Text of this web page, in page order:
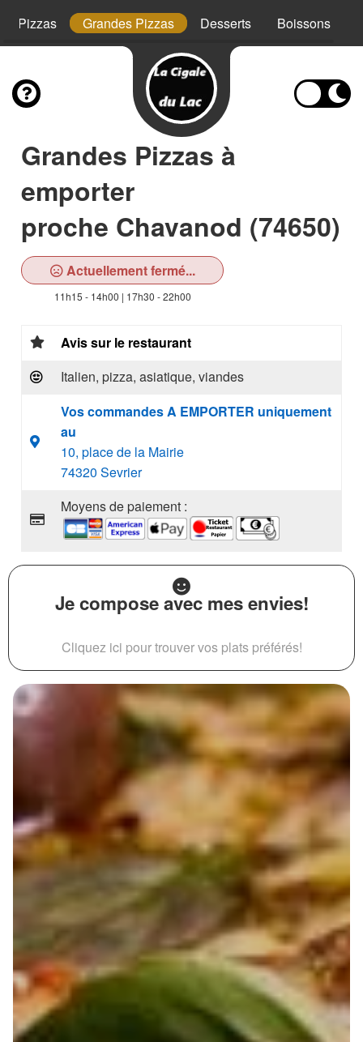
Pizzas Grandes Pizzas Desserts Boissons
Grandes Pizzas à
emporter
proche Chavanod (74650)
Actuellement fermé...
11h15 - 14h00 | 17h30 - 22h00
Avis sur le restaurant
Italien, pizza, asiatique, viandes
Vos commandes A EMPORTER uniquement
au
10, place de la Mairie
74320 Sevrier
Moyens de paiement :
Je compose avec mes envies!
Cliquez ici pour trouver vos plats préférés!